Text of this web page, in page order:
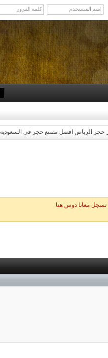
حجر الرياض افضل مصنع حجر في السعودية
تسجل معانا دوس هنا